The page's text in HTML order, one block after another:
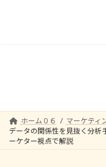
プ
動
ホーム０６
マーケティ
データの関係性を見抜く分
ーケター視点で解説